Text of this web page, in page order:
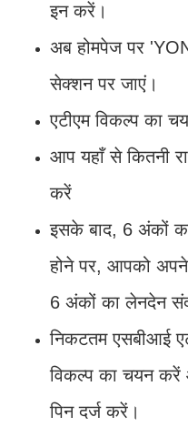
इन करें।
अब होमपेज पर
सेक्शन पर जाएं।
एटीएम विकल्प का
आप यहाँ से कितनी
करें
इसके बाद, 6 अंकों
होने पर, आपको
6 अंकों का लेनदेन
निकटतम एसबीआई
विकल्प का चयन
पिन दर्ज करें।